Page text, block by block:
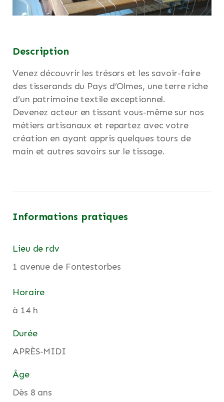
Description
Venez découvrir les trésors et les savoir-faire
des tisserands du Pays d’Olmes, une terre riche
d’un patrimoine textile exceptionnel.
Devenez acteur en tissant vous-même sur nos
métiers artisanaux et repartez avec votre
création en ayant appris quelques tours de
main et autres savoirs sur le tissage.
Informations pratiques
Lieu de rdv
1 avenue de Fontestorbes
Horaire
à 14 h
Durée
APRÈS-MIDI
Âge
Dès 8 ans